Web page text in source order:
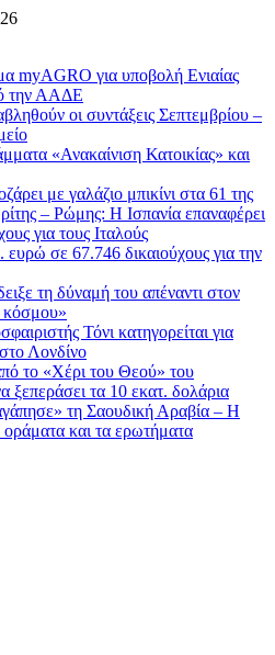
myAGRO για υποβολή Ενιαίας
την ΑΑΔΕ
οι συντάξεις Σεπτεμβρίου –
«Ανακαίνιση Κατοικίας» και
με γαλάζιο μπικίνι στα 61 της
– Ρώμης: Η Ισπανία επαναφέρει
για τους Ιταλούς
σε 67.746 δικαιούχους για την
τη δύναμή του απέναντι στον
κόσμου»
Τόνι κατηγορείται για
Λονδίνο
το «Χέρι του Θεού» του
τα 10 εκατ. δολάρια
τη Σαουδική Αραβία – Η
και τα ερωτήματα